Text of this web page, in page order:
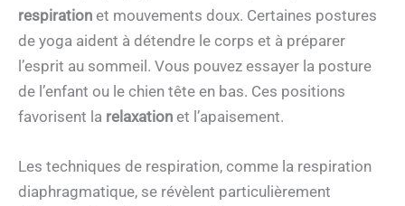
respiration et mouvements doux. Certaines postures
de yoga aident à détendre le corps et à préparer
l’esprit au sommeil. Vous pouvez essayer la posture
de l’enfant ou le chien tête en bas. Ces positions
favorisent la relaxation et l’apaisement.
Les techniques de respiration, comme la respiration
diaphragmatique, se révèlent particulièrement